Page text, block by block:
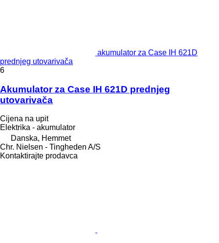
akumulator za Case IH 621D
prednjeg utovarivača
6
Akumulator za Case IH 621D prednjeg
utovarivača
Cijena na upit
Elektrika - akumulator
Danska, Hemmet
Chr. Nielsen - Tingheden A/S
Kontaktirajte prodavca